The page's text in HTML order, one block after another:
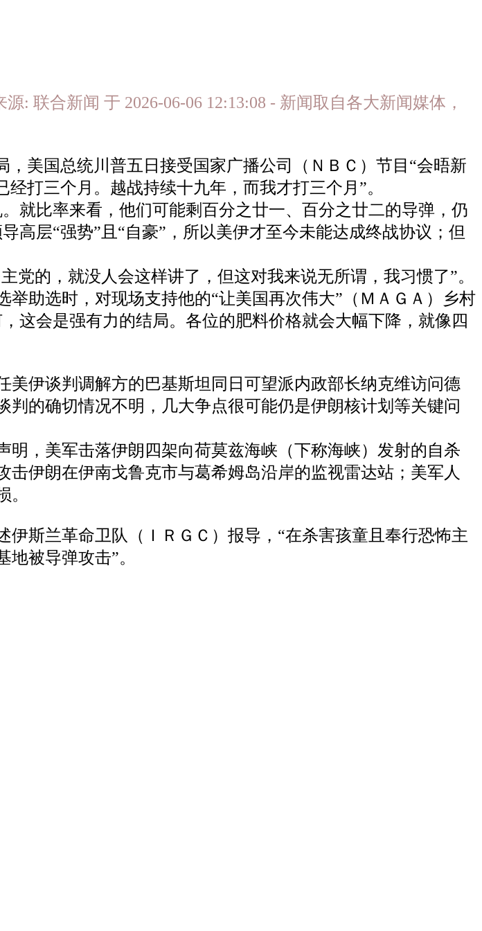
源: 联合新闻 于 2026-06-06 12:13:08 - 新闻取自各大新闻媒体，
美国总统川普五日接受国家广播公司（ＮＢＣ）节目“会晤新
打三个月。越战持续十九年，而我才打三个月”。
就比率来看，他们可能剩百分之廿一、百分之廿二的导弹，仍
高层“强势”且“自豪”，所以美伊才至今未能达成终战协议；但
党的，就没人会这样讲了，但这对我来说无所谓，我习惯了”。
助选时，对现场支持他的“让美国再次伟大”（ＭＡＧＡ）乡村
这会是强有力的结局。各位的肥料价格就会大幅下降，就像四
伊谈判调解方的巴基斯坦同日可望派内政部长纳克维访问德
的确切情况不明，几大争点很可能仍是伊朗核计划等关键问
，美军击落伊朗四架向荷莫兹海峡（下称海峡）发射的自杀
伊朗在伊南戈鲁克市与葛希姆岛沿岸的监视雷达站；美军人
斯兰革命卫队（ＩＲＧＣ）报导，“在杀害孩童且奉行恐怖主
被导弹攻击”。